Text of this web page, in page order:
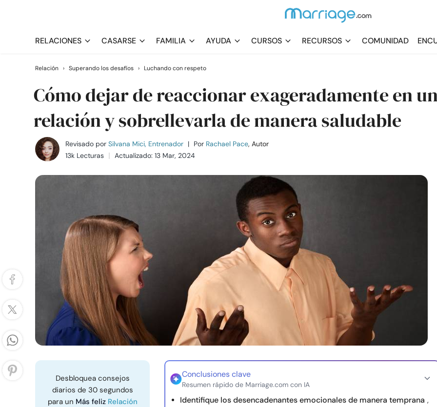
RELACIONES CASARSE FAMILIA AYUDA CURSOS RECURSOS COMUNIDAD
Relación › Superando los desafíos › Luchando con respeto
Cómo dejar de reaccionar exageradamente en
relación y sobrellevarla de manera saludable
Revisado por Silvana Mici, Entrenador | Por Rachael Pace, Autor
13k Lecturas
Actualizado: 13 Mar, 2024
Desbloquea consejos
diarios de 30 segundos
para un Más feliz Relación
Conclusiones clave
Resumen rápido de Marriage.com con IA
Identifique los desencadenantes emocionales de manera temprana ,